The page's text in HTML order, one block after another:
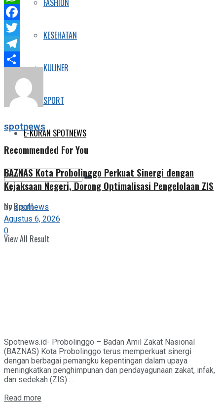
FASHION
KESEHATAN
KULINER
SPORT
E-KORAN SPOTNEWS
No Result
View All Result
WhatsApp
Facebook
Twitter
Telegram
Share
spotnews
Recommended For You
BAZNAS Kota Probolinggo Perkuat Sinergi dengan
Kejaksaan Negeri, Dorong Optimalisasi Pengelolaan ZIS
byspotnews
Agustus 6, 2026
0
Spotnews.id- Probolinggo – Badan Amil Zakat Nasional
(BAZNAS) Kota Probolinggo terus memperkuat sinergi
dengan berbagai pemangku kepentingan dalam upaya
meningkatkan penghimpunan dan pendayagunaan zakat, infak,
dan sedekah (ZIS)....
Read more